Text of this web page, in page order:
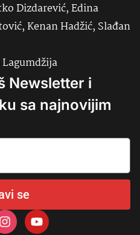
Dizdarević, Edina
Kenan Hadžić, Slađan
Newsletter i
sa najnovijim
se